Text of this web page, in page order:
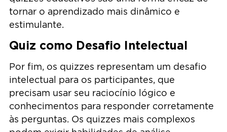
tornar o aprendizado mais dinâmico e
estimulante.
Quiz como Desafio Intelectual
Por fim, os quizzes representam um desafio
intelectual para os participantes, que
precisam usar seu raciocínio lógico e
conhecimentos para responder corretamente
às perguntas. Os quizzes mais complexos